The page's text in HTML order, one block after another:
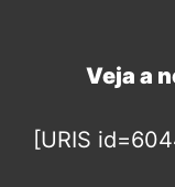
Veja a
[URIS